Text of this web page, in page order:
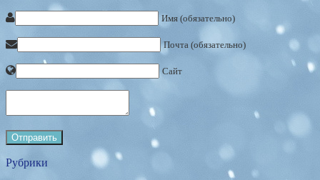
Имя (обязательно)
Почта (обязательно)
Сайт
Рубрики